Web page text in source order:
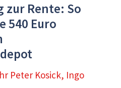
zur Rente: So
540 Euro
Peter Kosick, Ingo